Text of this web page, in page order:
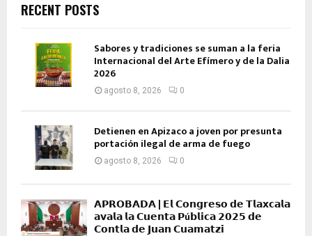
RECENT POSTS
Sabores y tradiciones se suman a la feria
Internacional del Arte Efímero y de la Dalia
2026
agosto 8, 2026 0
Detienen en Apizaco a joven por presunta
portación ilegal de arma de fuego
agosto 8, 2026 0
𝗔𝗣𝗥𝗢𝗕𝗔𝗗𝗔 | 𝗘𝗹 𝗖𝗼𝗻𝗴𝗿𝗲𝘀𝗼 𝗱𝗲 𝗧𝗹𝗮𝘅𝗰𝗮𝗹𝗮
𝗮𝘃𝗮𝗹𝗮 𝗹𝗮 𝗖𝘂𝗲𝗻𝘁𝗮 𝗣ú𝗯𝗹𝗶𝗰𝗮 𝟮𝟬𝟮𝟱 𝗱𝗲
𝗖𝗼𝗻𝘁𝗹𝗮 𝗱𝗲 𝗝𝘂𝗮𝗻 𝗖𝘂𝗮𝗺𝗮𝘁𝘇𝗶